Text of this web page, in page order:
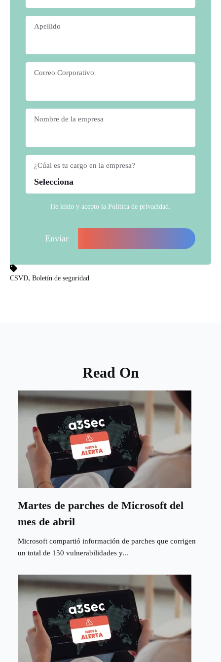
Apellido
Correo Corporativo
Nombre de la empresa
¿Cúal es tu cargo en la empresa?
He leído y acepto la Política de privacidad
CSVD, Boletín de seguridad
Read On
Martes de parches de Microsoft del
mes de abril
Microsoft compartió información de parches que corrigen
un total de 150 vulnerabilidades y...